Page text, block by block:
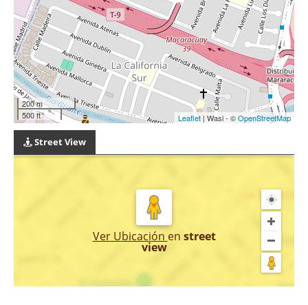
200 m
500 ft
Leaflet | Wasi - ©OpenStreetMap
Street View
Ver Ubicación en street
view